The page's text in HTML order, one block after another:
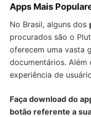
Apps Mais
No Brasil, alguns dos
procurados são o
oferecem uma vasta
documentários. Além
experiência de
Faça download do
botão referente a